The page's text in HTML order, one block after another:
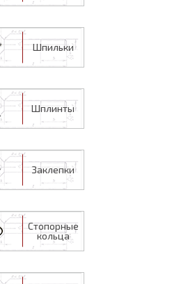
Шпильки
Шплинты
Заклепки
Стопорные
кольца